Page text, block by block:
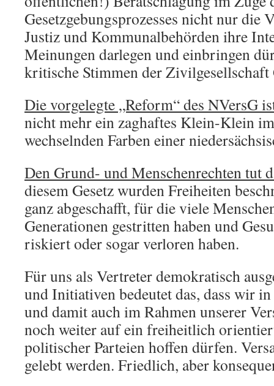
Gesetzgebungsprozesses nicht nur die
Justiz und Kommunalbehörden ihre
Meinungen darlegen und einbringen
kritische Stimmen der Zivilgesellschaft
Die vorgelegte „Reform“ des NVersG
nicht mehr ein zaghaftes Klein-Klein
wechselnden Farben einer
Den Grund- und Menschenrechten tut
diesem Gesetz wurden Freiheiten
ganz abgeschafft, für die viele
Generationen gestritten haben und
riskiert oder sogar verloren haben.
Für uns als Vertreter demokratisch
und Initiativen bedeutet das, dass wir
und damit auch im Rahmen unserer
noch weiter auf ein freiheitlich
politischer Parteien hoffen dürfen.
gelebt werden. Friedlich, aber